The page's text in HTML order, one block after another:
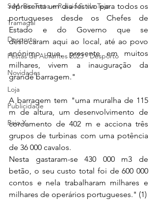
S.M. Rio Torto e Rossio S. do Tejo
Tramagal
Desporto
Festas de Abrantes 2023 - Desporto
Novidades
Loja
Publicidade
Raio X
representa um dia festivo para todos os
portugueses desde os Chefes de
Estado e do Governo que se
deslocaram aqui ao local, até ao povo
anónimo que, presente em muitos
milhares, vivem a inauguração da
grande barragem."
A barragem tem "uma muralha de 115
m de altura, um desenvolvimento de
coroamento de 402 m e acciona três
grupos de turbinas com uma potência
de 36 000 cavalos.
Nesta gastaram-se 430 000 m3 de
betão, o seu custo total foi de 600 000
contos e nela trabalharam milhares e
milhares de operários portugueses." (1)